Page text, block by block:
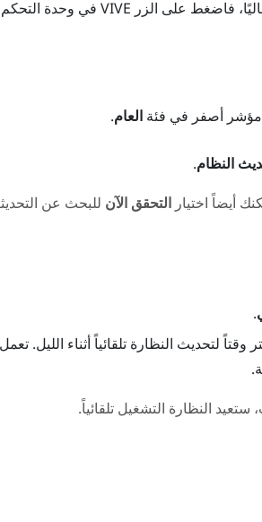
فاضغط على الزر VIVEفي وحدة التحكم
مؤشر أصفر في فئة العام.
النظام.
أيضاً اختيار التحقق الآن للبحث عن
.
وقتاً لتحديث النظارة تلقائياً أثناء الليل.
النظارة التشغيل تلقائياً.